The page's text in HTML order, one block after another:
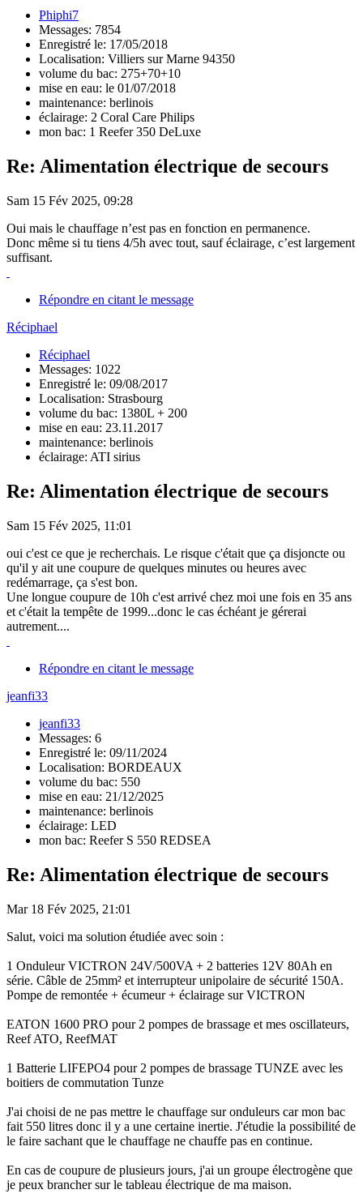
Phiphi7
Messages: 7854
Enregistré le: 17/05/2018
Localisation: Villiers sur Marne 94350
volume du bac: 275+70+10
mise en eau: le 01/07/2018
maintenance: berlinois
éclairage: 2 Coral Care Philips
mon bac: 1 Reefer 350 DeLuxe
Re: Alimentation électrique de secours
Sam 15 Fév 2025, 09:28
Oui mais le chauffage n’est pas en fonction en permanence.
Donc même si tu tiens 4/5h avec tout, sauf éclairage, c’est largement
suffisant.
Répondre en citant le message
Réciphael
Réciphael
Messages: 1022
Enregistré le: 09/08/2017
Localisation: Strasbourg
volume du bac: 1380L + 200
mise en eau: 23.11.2017
maintenance: berlinois
éclairage: ATI sirius
Re: Alimentation électrique de secours
Sam 15 Fév 2025, 11:01
oui c'est ce que je recherchais. Le risque c'était que ça disjoncte ou
qu'il y ait une coupure de quelques minutes ou heures avec
redémarrage, ça s'est bon.
Une longue coupure de 10h c'est arrivé chez moi une fois en 35 ans
et c'était la tempête de 1999...donc le cas échéant je gérerai
autrement....
Répondre en citant le message
jeanfi33
jeanfi33
Messages: 6
Enregistré le: 09/11/2024
Localisation: BORDEAUX
volume du bac: 550
mise en eau: 21/12/2025
maintenance: berlinois
éclairage: LED
mon bac: Reefer S 550 REDSEA
Re: Alimentation électrique de secours
Mar 18 Fév 2025, 21:01
Salut, voici ma solution étudiée avec soin :
1 Onduleur VICTRON 24V/500VA + 2 batteries 12V 80Ah en
série. Câble de 25mm² et interrupteur unipolaire de sécurité 150A.
Pompe de remontée + écumeur + éclairage sur VICTRON
EATON 1600 PRO pour 2 pompes de brassage et mes oscillateurs,
Reef ATO, ReefMAT
1 Batterie LIFEPO4 pour 2 pompes de brassage TUNZE avec les
boitiers de commutation Tunze
J'ai choisi de ne pas mettre le chauffage sur onduleurs car mon bac
fait 550 litres donc il y a une certaine inertie. J'étudie la possibilité de
le faire sachant que le chauffage ne chauffe pas en continue.
En cas de coupure de plusieurs jours, j'ai un groupe électrogène que
je peux brancher sur le tableau électrique de ma maison.